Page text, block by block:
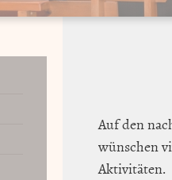
Auf den
wünschen
Aktivitäten.